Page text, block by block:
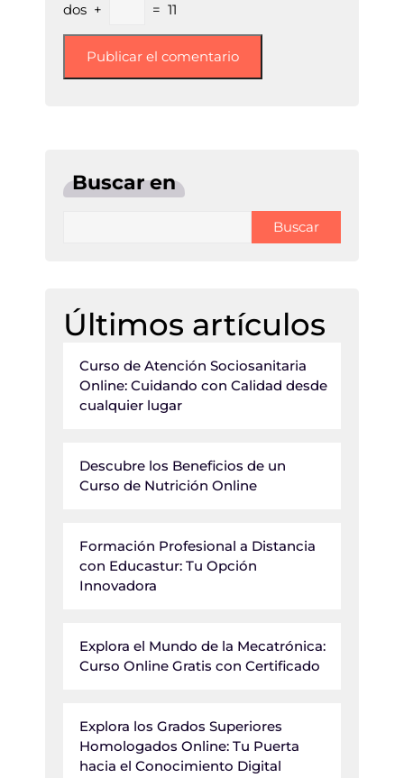
dos + = 11
Buscar en
Buscar
Últimos artículos
Curso de Atención Sociosanitaria
Online: Cuidando con Calidad desde
cualquier lugar
Descubre los Beneficios de un
Curso de Nutrición Online
Formación Profesional a Distancia
con Educastur: Tu Opción
Innovadora
Explora el Mundo de la Mecatrónica:
Curso Online Gratis con Certificado
Explora los Grados Superiores
Homologados Online: Tu Puerta
hacia el Conocimiento Digital